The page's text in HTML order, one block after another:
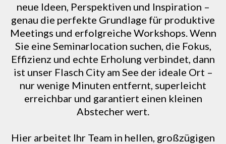
neue Ideen, Perspektiven und Inspiration –
genau die perfekte Grundlage für produktive
Meetings und erfolgreiche Workshops. Wenn
Sie eine Seminarlocation suchen, die Fokus,
Effizienz und echte Erholung verbindet, dann
ist unser Flasch City am See der ideale Ort –
nur wenige Minuten entfernt, superleicht
erreichbar und garantiert einen kleinen
Abstecher wert.
Hier arbeitet Ihr Team in hellen, großzügigen